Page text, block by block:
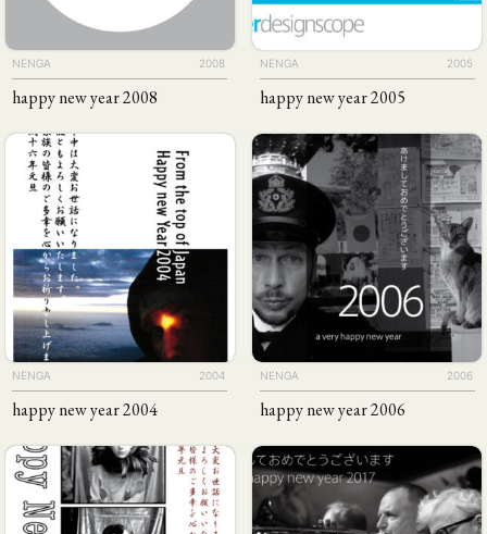
The Piichi Design Office Tokyo Japan
Artist Website Campaign Website Content Platform
Corporate Website Ecommerce Website
Multilingual Website
WORKS PHILOSOPHY PUBLICITY CLIENTS ABOUT CONTACT
Concept Design Direction Logo Photos
Programming Wordpress
NENGA 2008
happy new year 2008
NENGA 2005
happy new year 2005
NENGA 2004
happy new year 2004
NENGA 2006
happy new year 2006